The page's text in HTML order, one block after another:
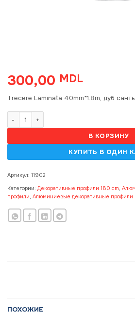
300,00 MDL
Trecere Laminata 40mm*1.8m, дуб
В КОРЗИНУ
Артикул: 11902
Категории: Декоративные профили 180 cm,
профили, Алюминиевые декоративные профили
ПОХОЖИЕ